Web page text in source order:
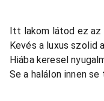
Itt lakom látod ez az
Kevés a luxus szolid
Hiába keresel
Se a halálon innen